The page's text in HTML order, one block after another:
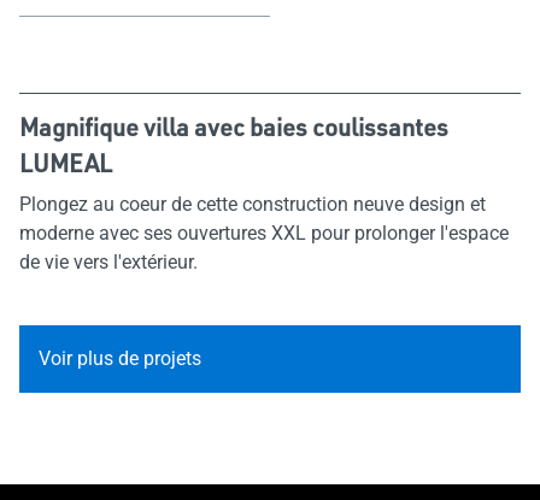
Magnifique villa avec baies coulissantes
LUMEAL
Plongez au coeur de cette construction neuve design et
moderne avec ses ouvertures XXL pour prolonger l'espace
de vie vers l'extérieur.
Voir plus de projets